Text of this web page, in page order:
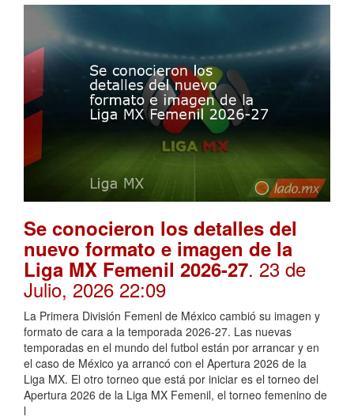
Se conocieron los detalles del
nuevo formato e imagen de la
Liga MX Femenil 2026-27. 23 de
Julio, 2026 22:09
La Primera División Femenl de México cambió su imagen y
formato de cara a la temporada 2026-27. Las nuevas
temporadas en el mundo del futbol están por arrancar y en
el caso de México ya arrancó con el Apertura 2026 de la
Liga MX. El otro torneo que está por iniciar es el torneo del
Apertura 2026 de la Liga MX Femenil, el torneo femenino de
l